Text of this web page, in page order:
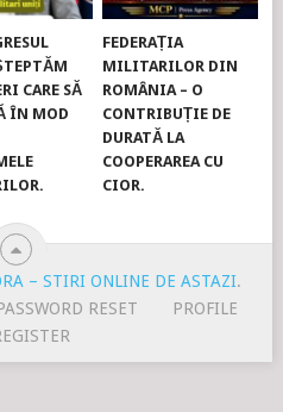
CARE SĂ
ÎN MOD
FEDERAȚIA
MILITARILOR DIN
ROMÂNIA – O
CONTRIBUȚIE DE
DURATĂ LA
COOPERAREA CU
CIOR.
– STIRI ONLINE DE ASTAZI.
RESET
PROFILE